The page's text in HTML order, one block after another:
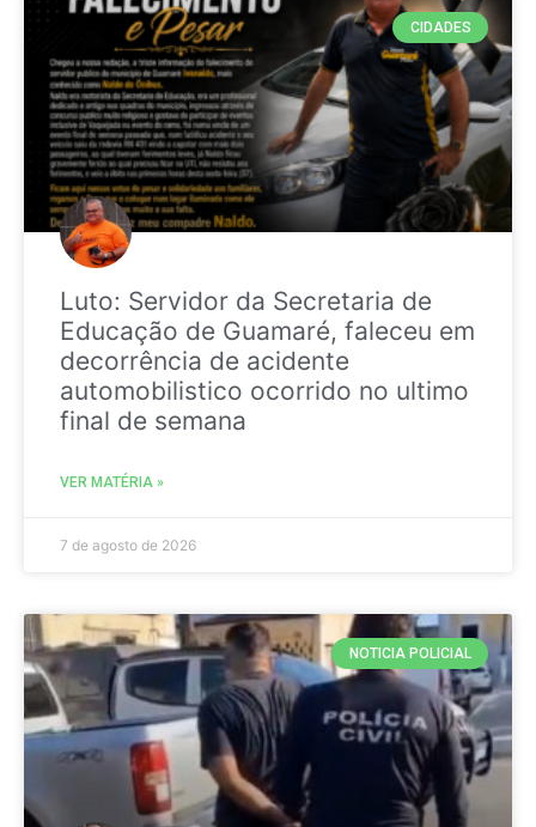
CIDADES
Luto: Servidor da Secretaria de
Educação de Guamaré, faleceu em
decorrência de acidente
automobilistico ocorrido no ultimo
final de semana
VER MATÉRIA »
7 de agosto de 2026
NOTICIA POLICIAL